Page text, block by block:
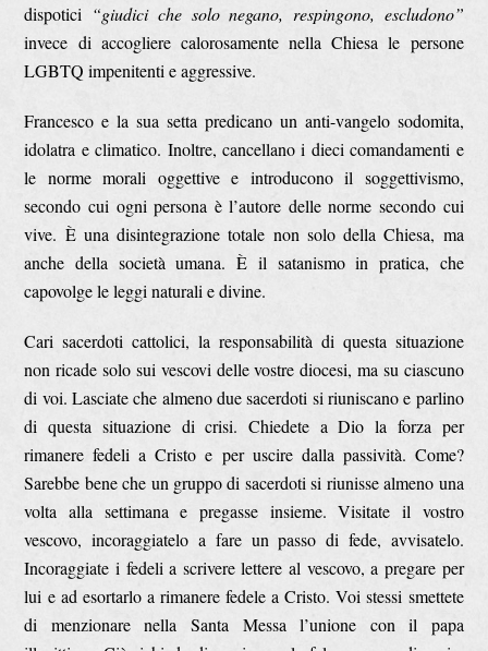
dispotici “giudici che solo negano, respingono, escludono”
invece di accogliere calorosamente nella Chiesa le persone
LGBTQ impenitenti e aggressive.
Francesco e la sua setta predicano un anti-vangelo sodomita,
idolatra e climatico. Inoltre, cancellano i dieci comandamenti e
le norme morali oggettive e introducono il soggettivismo,
secondo cui ogni persona è l’autore delle norme secondo cui
vive. È una disintegrazione totale non solo della Chiesa, ma
anche della società umana. È il satanismo in pratica, che
capovolge le leggi naturali e divine.
Cari sacerdoti cattolici, la responsabilità di questa situazione
non ricade solo sui vescovi delle vostre diocesi, ma su ciascuno
di voi. Lasciate che almeno due sacerdoti si riuniscano e parlino
di questa situazione di crisi. Chiedete a Dio la forza per
rimanere fedeli a Cristo e per uscire dalla passività. Come?
Sarebbe bene che un gruppo di sacerdoti si riunisse almeno una
volta alla settimana e pregasse insieme. Visitate il vostro
vescovo, incoraggiatelo a fare un passo di fede, avvisatelo.
Incoraggiate i fedeli a scrivere lettere al vescovo, a pregare per
lui e ad esortarlo a rimanere fedele a Cristo. Voi stessi smettete
di menzionare nella Santa Messa l’unione con il papa